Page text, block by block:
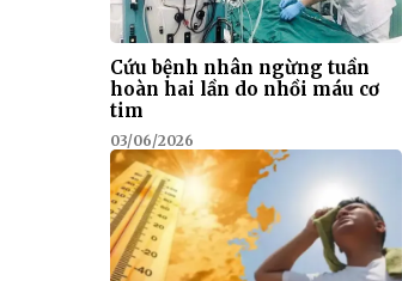
Cứu bệnh nhân ngừng tuần
hoàn hai lần do nhồi máu cơ
tim
03/06/2026